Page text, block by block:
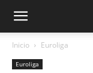
Inicio Euroliga
Euroliga